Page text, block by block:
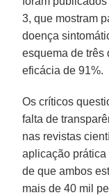
3, que mostram
doença
esquema de
eficácia de 91%.
Os críticos
falta de
nas revistas
aplicação prática
de que ambos
mais de 40 mil